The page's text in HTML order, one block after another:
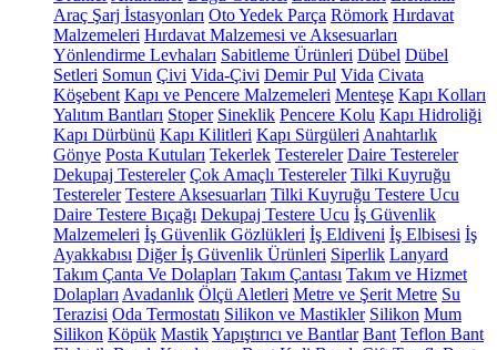
Araç Şarj İstasyonları Oto Yedek Parça Römork Hırdavat
Malzemeleri Hırdavat Malzemesi ve Aksesuarları
Yönlendirme Levhaları Sabitleme Ürünleri Dübel Dübel
Setleri Somun Çivi Vida-Çivi Demir Pul Vida Civata
Köşebent Kapı ve Pencere Malzemeleri Menteşe Kapı Kolları
Yalıtım Bantları Stoper Sineklik Pencere Kolu Kapı Hidroliği
Kapı Dürbünü Kapı Kilitleri Kapı Sürgüleri Anahtarlık
Gönye Posta Kutuları Tekerlek Testereler Daire Testereler
Dekupaj Testereler Çok Amaçlı Testereler Tilki Kuyruğu
Testereler Testere Aksesuarları Tilki Kuyruğu Testere Ucu
Daire Testere Bıçağı Dekupaj Testere Ucu İş Güvenlik
Malzemeleri İş Güvenlik Gözlükleri İş Eldiveni İş Elbisesi İş
Ayakkabısı Diğer İş Güvenlik Ürünleri Siperlik Lanyard
Takım Çanta Ve Dolapları Takım Çantası Takım ve Hizmet
Dolapları Avadanlık Ölçü Aletleri Metre ve Şerit Metre Su
Terazisi Oda Termostatı Silikon ve Mastikler Silikon Mum
Silikon Köpük MastikYapıştırıcı ve Bantlar Bant Teflon Bant